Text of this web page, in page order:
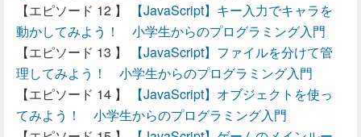
【JavaScript】キー入力でキャラを
動かしてみよう！ 小学生からのプログラミング入門
【JavaScript】ファイルを分けて管
理してみよう！ 小学生からのプログラミング入門
【JavaScript】オブジェクトを使っ
てみよう！ 小学生からのプログラミング入門